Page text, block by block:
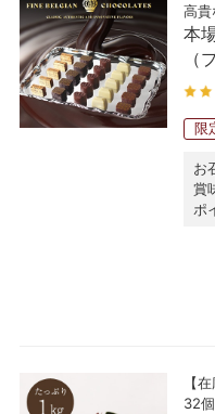
高貴
本
（
限
お
賞
ポ
【
32